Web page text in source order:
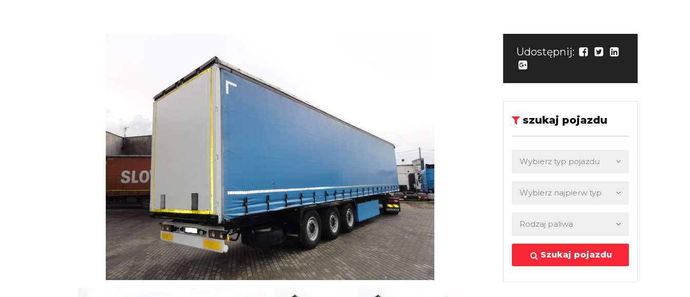
Udostępnij:
szukaj pojazdu
Szukaj pojazdu